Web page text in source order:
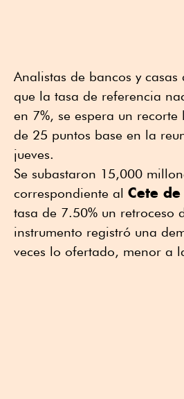
Analistas de bancos y casas
que la tasa de referencia
en 7%, se espera un recorte
de 25 puntos base en la
jueves.
Se subastaron 15,000
correspondiente al Cete
tasa de 7.50% un retroceso
instrumento registró una
veces lo ofertado, menor a